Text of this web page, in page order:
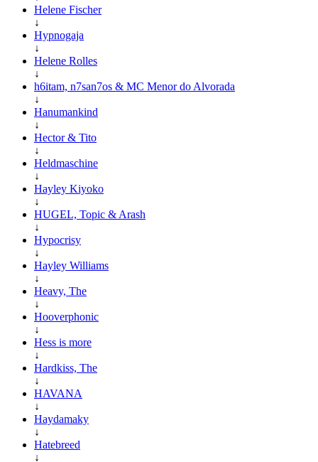
Helene Fischer
↓
Hypnogaja
↓
Helene Rolles
↓
h6itam, n7san7os & MC Menor do Alvorada
↓
Hanumankind
↓
Hector & Tito
↓
Heldmaschine
↓
Hayley Kiyoko
↓
HUGEL, Topic & Arash
↓
Hypocrisy
↓
Hayley Williams
↓
Heavy, The
↓
Hooverphonic
↓
Hess is more
↓
Hardkiss, The
↓
HAVANA
↓
Haydamaky
↓
Hatebreed
↓